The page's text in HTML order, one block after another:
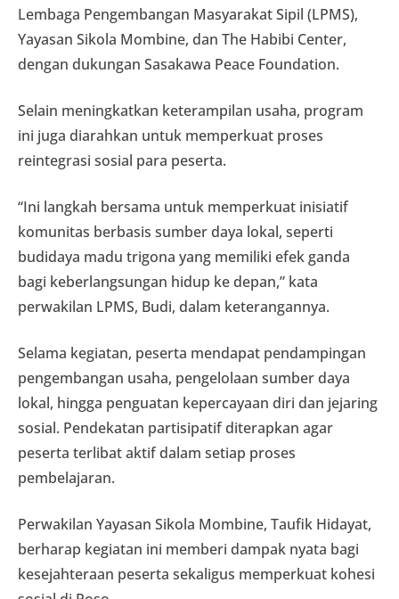
Lembaga Pengembangan Masyarakat Sipil (LPMS),
Yayasan Sikola Mombine, dan The Habibi Center,
dengan dukungan Sasakawa Peace Foundation.
Selain meningkatkan keterampilan usaha, program
ini juga diarahkan untuk memperkuat proses
reintegrasi sosial para peserta.
“Ini langkah bersama untuk memperkuat inisiatif
komunitas berbasis sumber daya lokal, seperti
budidaya madu trigona yang memiliki efek ganda
bagi keberlangsungan hidup ke depan,” kata
perwakilan LPMS, Budi, dalam keterangannya.
Selama kegiatan, peserta mendapat pendampingan
pengembangan usaha, pengelolaan sumber daya
lokal, hingga penguatan kepercayaan diri dan jejaring
sosial. Pendekatan partisipatif diterapkan agar
peserta terlibat aktif dalam setiap proses
pembelajaran.
Perwakilan Yayasan Sikola Mombine, Taufik Hidayat,
berharap kegiatan ini memberi dampak nyata bagi
kesejahteraan peserta sekaligus memperkuat kohesi